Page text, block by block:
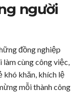
người
đồng nghiệp
cùng công việc,
khó khăn, khích lệ
mỗi thành công